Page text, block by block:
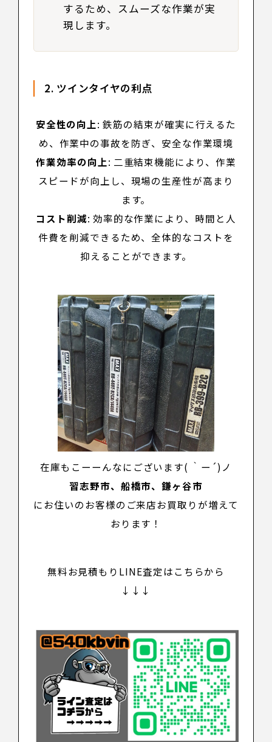
するため、スムーズな作業が実
現します。
2. ツインタイヤの利点
安全性の向上: 鉄筋の結束が確実に行えるた
め、作業中の事故を防ぎ、安全な作業環境
作業効率の向上: 二重結束機能により、作業
スピードが向上し、現場の生産性が高まり
ます。
コスト削減: 効率的な作業により、時間と人
件費を削減できるため、全体的なコストを
抑えることができます。
在庫もこーーんなにございます( ｀ー´)ノ
習志野市、船橋市、鎌ヶ谷市
にお住いのお客様のご来店お買取りが増えて
おります！
無料お見積もりLINE査定はこちらから
↓↓↓